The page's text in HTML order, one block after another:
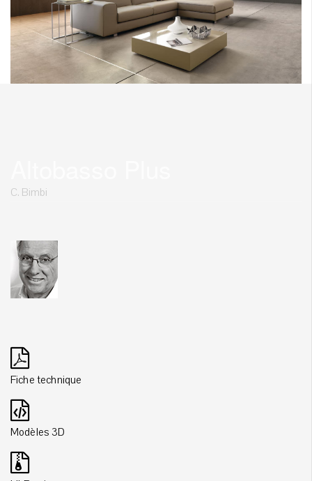
C. Bimbi
Fiche technique
Modèles 3D